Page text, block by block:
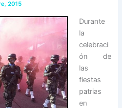
2015
Durante
la
celebraci
ón de
las
fiestas
patrias
en